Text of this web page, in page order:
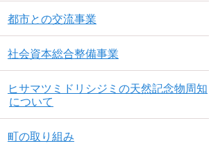
都市との交流事業
社会資本総合整備事業
ヒサマツミドリシジミの天然記念物周知
について
町の取り組み